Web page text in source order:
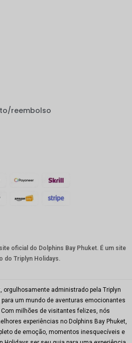
reembolso
oficial do Dolphins Bay Phuket. É um site
do Triplyn Holidays.
, orgulhosamente administrado pela Triplyn
um mundo de aventuras emocionantes
milhões de visitantes felizes, nós
experiências no Dolphins Bay Phuket,
de emoção, momentos inesquecíveis e